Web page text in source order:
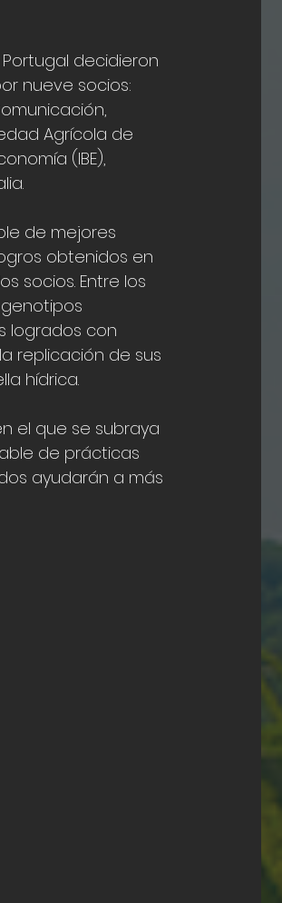
decidieron
nueve socios:
Agrícola de
(IBE),
de mejores
obtenidos en
socios. Entre los
logrados con
replicación de sus
hídrica.
el que se subraya
de prácticas
ayudarán a más